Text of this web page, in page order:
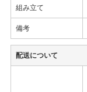
組み立て
備考
配送について